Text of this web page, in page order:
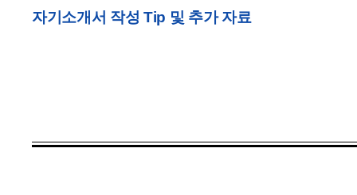
자기소개서 작성 Tip 및 추가 자료